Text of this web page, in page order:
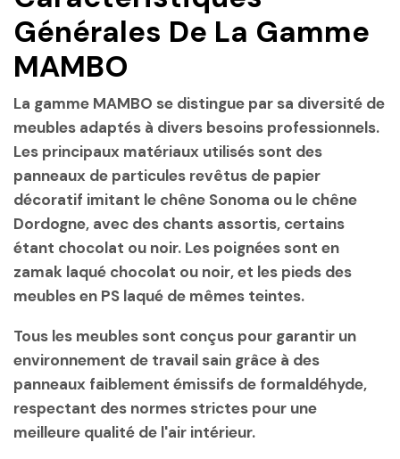
Générales De La Gamme
MAMBO
La gamme MAMBO se distingue par sa diversité de
meubles adaptés à divers besoins professionnels.
Les principaux matériaux utilisés sont des
panneaux de particules revêtus de papier
décoratif imitant le chêne Sonoma ou le chêne
Dordogne, avec des chants assortis, certains
étant chocolat ou noir. Les poignées sont en
zamak laqué chocolat ou noir, et les pieds des
meubles en PS laqué de mêmes teintes.
Tous les meubles sont conçus pour garantir un
environnement de travail sain grâce à des
panneaux faiblement émissifs de formaldéhyde,
respectant des normes strictes pour une
meilleure qualité de l'air intérieur.